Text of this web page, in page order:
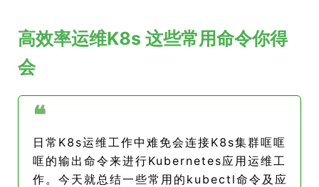
高效率运维K8s 这些常用命令你得
会
❝
日常K8s运维工作中难免会连接K8s集群哐哐
哐的输出命令来进行Kubernetes应用运维工
作。今天就总结一些常用的kubectl命令及应